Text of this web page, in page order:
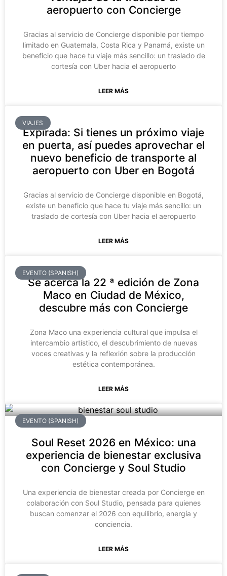
aeropuerto con Concierge
Gracias al servicio de Concierge disponible por tiempo
limitado en Guatemala, Costa Rica y Panamá, existe un
beneficio que hace tu viaje más sencillo: un traslado de
cortesía con Uber hacia el aeropuerto
LEER MÁS
VIAJES
Expirada: Si tienes un próximo viaje
en puerta, así puedes aprovechar el
nuevo beneficio de transporte al
aeropuerto con Uber en Bogotá
Gracias al servicio de Concierge disponible en Bogotá,
existe un beneficio que hace tu viaje más sencillo: un
traslado de cortesía con Uber hacia el aeropuerto
LEER MÁS
EVENTO (SPANISH)
Se acerca la 22 ª edición de Zona
Maco en Ciudad de México,
descubre más con Concierge
Zona Maco una experiencia cultural que impulsa el
intercambio artístico, el descubrimiento de nuevas
voces creativas y la reflexión sobre la producción
estética contemporánea.
LEER MÁS
EVENTO (SPANISH)
Soul Reset 2026 en México: una
experiencia de bienestar exclusiva
con Concierge y Soul Studio
Una experiencia de bienestar creada por Concierge en
colaboración con Soul Studio, pensada para quienes
buscan comenzar el 2026 con equilibrio, energía y
conciencia.
LEER MÁS